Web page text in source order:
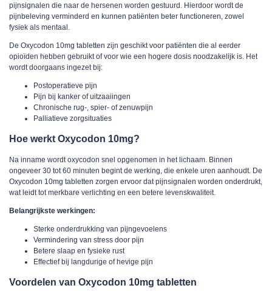
pijnsignalen die naar de hersenen worden gestuurd. Hierdoor wordt de
pijnbeleving verminderd en kunnen patiënten beter functioneren, zowel
fysiek als mentaal.
De Oxycodon 10mg tabletten zijn geschikt voor patiënten die al eerder
opioïden hebben gebruikt of voor wie een hogere dosis noodzakelijk is. Het
wordt doorgaans ingezet bij:
Postoperatieve pijn
Pijn bij kanker of uitzaaiingen
Chronische rug-, spier- of zenuwpijn
Palliatieve zorgsituaties
Hoe werkt Oxycodon 10mg?
Na inname wordt oxycodon snel opgenomen in het lichaam. Binnen
ongeveer 30 tot 60 minuten begint de werking, die enkele uren aanhoudt. De
Oxycodon 10mg tabletten zorgen ervoor dat pijnsignalen worden onderdrukt,
wat leidt tot merkbare verlichting en een betere levenskwaliteit.
Belangrijkste werkingen:
Sterke onderdrukking van pijngevoelens
Vermindering van stress door pijn
Betere slaap en fysieke rust
Effectief bij langdurige of hevige pijn
Voordelen van Oxycodon 10mg tabletten